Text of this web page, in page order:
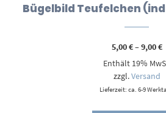
Bügelbild Teufelchen
5,00€–9,00€
Enthält 19%
zzgl.Versand
Lieferzeit: ca. 6-9